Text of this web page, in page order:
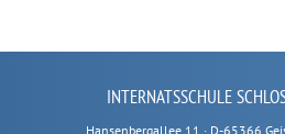
INTERNATSSCHULE
Hansenbergallee 11 · D-65366